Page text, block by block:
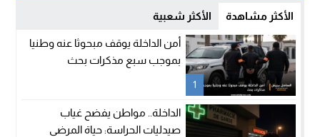
الأكثر مشاهدة الأكثر شعبية
1
أمن الداخلة يوقف مبحوثا عنه وطنيا
بموجب سبع مذكرات بحث
الداخلة.. مواطن يفضح غياب
صيدليات الحراسة: حياة المرضى